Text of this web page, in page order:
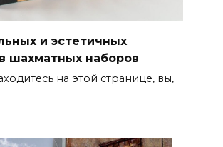
и эстетичных
шахматных наборов
на этой странице, вы,